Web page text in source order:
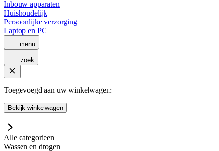
Inbouw apparaten
Huishoudelijk
Persoonlijke verzorging
Laptop en PC
menu
zoek
Toegevoegd aan uw winkelwagen:
Bekijk winkelwagen
Alle categorieen
Wassen en drogen